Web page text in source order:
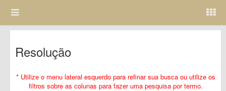
Resolução
* Utilize o menu lateral esquerdo para refinar sua busca ou utilize os
filtros sobre as colunas para fazer uma pesquisa por termo.